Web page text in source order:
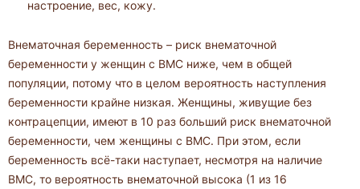
настроение, вес, кожу.
Внематочная беременность – риск внематочной
беременности у женщин с ВМС ниже, чем в общей
популяции, потому что в целом вероятность наступления
беременности крайне низкая. Женщины, живущие без
контрацепции, имеют в 10 раз больший риск внематочной
беременности, чем женщины с ВМС. При этом, если
беременность всё-таки наступает, несмотря на наличие
ВМС, то вероятность внематочной высока (1 из 16